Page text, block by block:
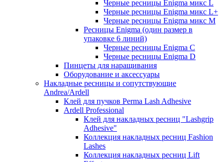
Черные ресницы Enigma микс L
Черные ресницы Enigma микс L+
Черные ресницы Enigma микс M
Ресницы Enigma (один размер в
упаковке 6 линий)
Черные ресницы Enigma C
Черные ресницы Enigma D
Пинцеты для наращивания
Оборудование и аксессуары
Накладные ресницы и сопутствующие
Andrea/Ardell
Клей для пучков Perma Lash Adhesive
Ardell Professional
Клей для накладных ресниц "Lashgrip
Adhesive"
Коллекция накладных ресниц Fashion
Lashes
Коллекция накладных ресниц Lift